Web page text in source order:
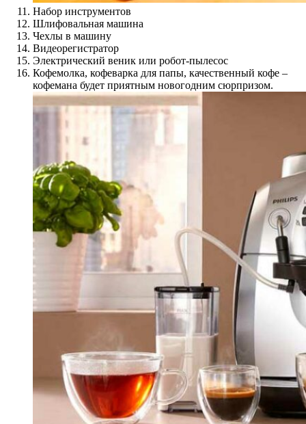
Набор инструментов
Шлифовальная машина
Чехлы в машину
Видеорегистратор
Электрический веник или робот-пылесос
Кофемолка, кофеварка для папы, качественный кофе –
кофемана будет приятным новогодним сюрпризом.